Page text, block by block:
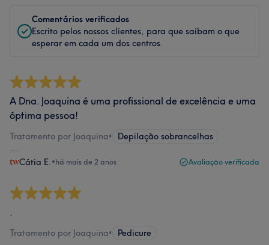
Comentários verificados
Escrito pelos nossos clientes, para que saibam o que
esperar em cada um dos centros.
A Dna. Joaquina é uma profissional de excelência e uma
óptima pessoa!
Tratamento por Joaquina• Depilação sobrancelhas
Cátia E. •há mais de 2 anos Avaliação verificada
.
Tratamento por Joaquina• Pedicure